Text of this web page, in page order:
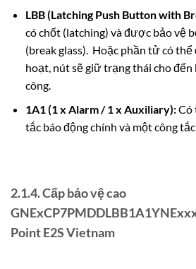
LBB (Latching Push Button with
có chốt (latching) và được bảo vệ
(break glass). Hoặc phần tử có thể
hoạt, nút sẽ giữ trạng thái cho
công.
1A1 (1 x Alarm / 1 x Auxiliary):Có
tắc báo động chính và một công
2.1.4. Cấp bảo vệ cao
Point E2S Vietnam